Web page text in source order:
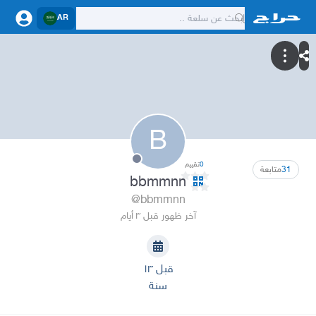
AR
B
31متابعة 0تقييم
bbmmnn
@bbmmnn
آخر ظهور قبل ٣ أيام
قبل ١٣
سنة